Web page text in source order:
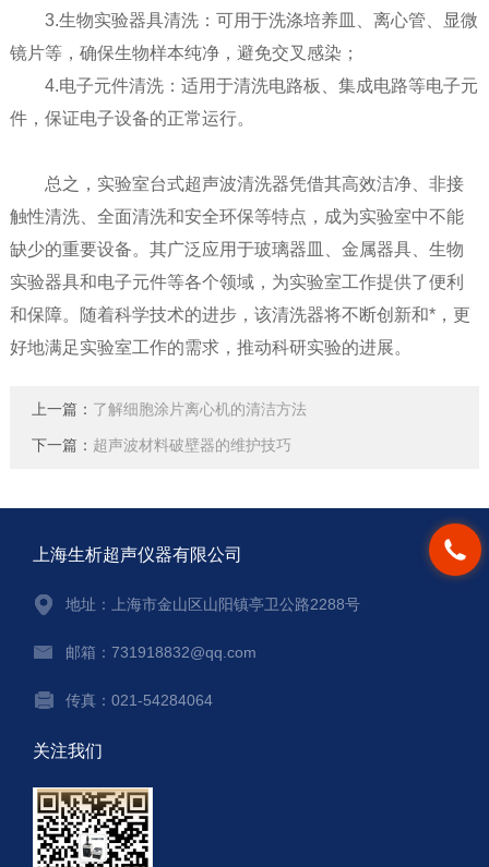
3.生物实验器具清洗：可用于洗涤培养皿、离心管、显微
镜片等，确保生物样本纯净，避免交叉感染；
4.电子元件清洗：适用于清洗电路板、集成电路等电子元
件，保证电子设备的正常运行。
总之，实验室台式超声波清洗器凭借其高效洁净、非接
触性清洗、全面清洗和安全环保等特点，成为实验室中不能
缺少的重要设备。其广泛应用于玻璃器皿、金属器具、生物
实验器具和电子元件等各个领域，为实验室工作提供了便利
和保障。随着科学技术的进步，该清洗器将不断创新和*，更
好地满足实验室工作的需求，推动科研实验的进展。
上一篇： 了解细胞涂片离心机的清洁方法
下一篇： 超声波材料破壁器的维护技巧
上海生析超声仪器有限公司
地址：上海市金山区山阳镇亭卫公路2288号
邮箱：731918832@qq.com
传真：021-54284064
关注我们